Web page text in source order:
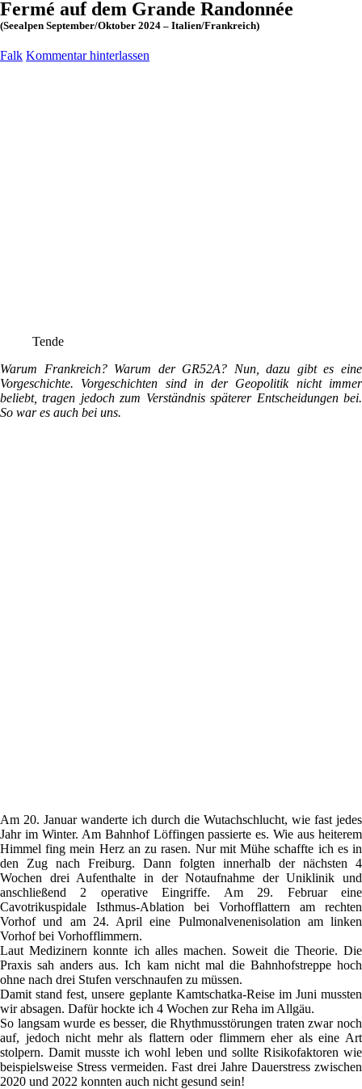
Fermé auf dem Grande Randonnée
(Seealpen September/Oktober 2024 – Italien/Frankreich)
Falk Kommentar hinterlassen
Tende
Warum Frankreich? Warum der GR52A? Nun, dazu gibt es eine
Vorgeschichte. Vorgeschichten sind in der Geopolitik nicht immer
beliebt, tragen jedoch zum Verständnis späterer Entscheidungen bei.
So war es auch bei uns.
Am 20. Januar wanderte ich durch die Wutachschlucht, wie fast jedes
Jahr im Winter. Am Bahnhof Löffingen passierte es. Wie aus heiterem
Himmel fing mein Herz an zu rasen. Nur mit Mühe schaffte ich es in
den Zug nach Freiburg. Dann folgten innerhalb der nächsten 4
Wochen drei Aufenthalte in der Notaufnahme der Uniklinik und
anschließend 2 operative Eingriffe. Am 29. Februar eine
Cavotrikuspidale Isthmus-Ablation bei Vorhofflattern am rechten
Vorhof und am 24. April eine Pulmonalvenenisolation am linken
Vorhof bei Vorhofflimmern.
Laut Medizinern konnte ich alles machen. Soweit die Theorie. Die
Praxis sah anders aus. Ich kam nicht mal die Bahnhofstreppe hoch
ohne nach drei Stufen verschnaufen zu müssen.
Damit stand fest, unsere geplante Kamtschatka-Reise im Juni mussten
wir absagen. Dafür hockte ich 4 Wochen zur Reha im Allgäu.
So langsam wurde es besser, die Rhythmusstörungen traten zwar noch
auf, jedoch nicht mehr als flattern oder flimmern eher als eine Art
stolpern. Damit musste ich wohl leben und sollte Risikofaktoren wie
beispielsweise Stress vermeiden. Fast drei Jahre Dauerstress zwischen
2020 und 2022 konnten auch nicht gesund sein!